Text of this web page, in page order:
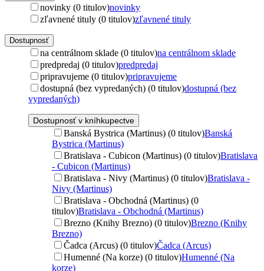
novinky (0 titulov)novinky
zľavnené tituly (0 titulov)zľavnené tituly
Dostupnosť
na centrálnom sklade (0 titulov)na centrálnom sklade
predpredaj (0 titulov)predpredaj
pripravujeme (0 titulov)pripravujeme
dostupná (bez vypredaných) (0 titulov)dostupná (bez
vypredaných)
Dostupnosť v kníhkupectve
Banská Bystrica (Martinus) (0 titulov)Banská
Bystrica (Martinus)
Bratislava - Cubicon (Martinus) (0 titulov)Bratislava
- Cubicon (Martinus)
Bratislava - Nivy (Martinus) (0 titulov)Bratislava -
Nivy (Martinus)
Bratislava - Obchodná (Martinus) (0
titulov)Bratislava - Obchodná (Martinus)
Brezno (Knihy Brezno) (0 titulov)Brezno (Knihy
Brezno)
Čadca (Arcus) (0 titulov)Čadca (Arcus)
Humenné (Na korze) (0 titulov)Humenné (Na
korze)